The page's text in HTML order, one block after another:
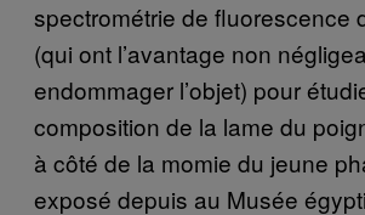
spectrométrie de fluorescence
(qui ont l’avantage non
endommager l’objet) pour
composition de la lame du
à côté de la momie du jeune
exposé depuis au Musée